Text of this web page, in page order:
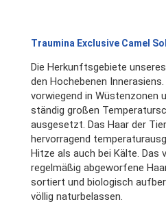
Traumina Exclusive Camel
Die Herkunftsgebiete
den Hochebenen
vorwiegend in Wüstenzonen
ständig großen
ausgesetzt. Das Haar der
hervorragend
Hitze als auch bei Kälte. Das
regelmäßig abgeworfene
sortiert und biologisch
völlig naturbelassen.